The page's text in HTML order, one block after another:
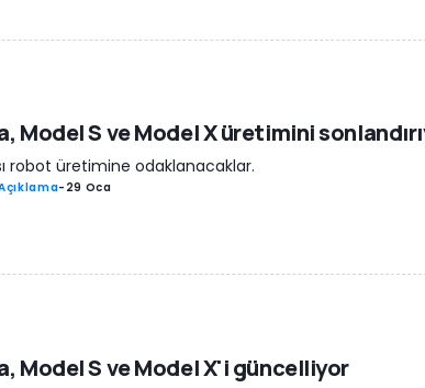
Model S ve Model X üretimini
robot üretimine odaklanacaklar.
- 29 Oca
Model S ve Model X'i güncelliyor